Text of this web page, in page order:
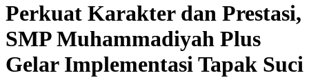
Perkuat Karakter dan Prestasi,
SMP Muhammadiyah Plus
Gelar Implementasi Tapak Suci